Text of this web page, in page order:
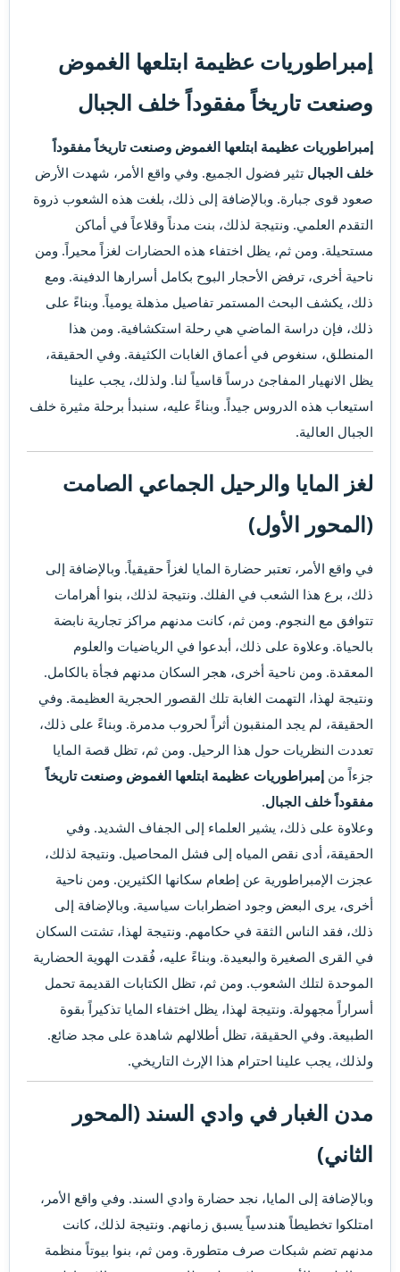
إمبراطوريات عظيمة ابتلعها الغموض
وصنعت تاريخاً مفقوداً خلف الجبال
إمبراطوريات عظيمة ابتلعها الغموض وصنعت تاريخاً مفقوداً
خلف الجبال تثير فضول الجميع. وفي واقع الأمر، شهدت الأرض
صعود قوى جبارة. وبالإضافة إلى ذلك، بلغت هذه الشعوب ذروة
التقدم العلمي. ونتيجة لذلك، بنت مدناً وقلاعاً في أماكن
مستحيلة. ومن ثم، يظل اختفاء هذه الحضارات لغزاً محيراً. ومن
ناحية أخرى، ترفض الأحجار البوح بكامل أسرارها الدفينة. ومع
ذلك، يكشف البحث المستمر تفاصيل مذهلة يومياً. وبناءً على
ذلك، فإن دراسة الماضي هي رحلة استكشافية. ومن هذا
المنطلق، سنغوص في أعماق الغابات الكثيفة. وفي الحقيقة،
يظل الانهيار المفاجئ درساً قاسياً لنا. ولذلك، يجب علينا
استيعاب هذه الدروس جيداً. وبناءً عليه، سنبدأ برحلة مثيرة خلف
الجبال العالية.
لغز المايا والرحيل الجماعي الصامت
(المحور الأول)
في واقع الأمر، تعتبر حضارة المايا لغزاً حقيقياً. وبالإضافة إلى
ذلك، برع هذا الشعب في الفلك. ونتيجة لذلك، بنوا أهرامات
تتوافق مع النجوم. ومن ثم، كانت مدنهم مراكز تجارية نابضة
بالحياة. وعلاوة على ذلك، أبدعوا في الرياضيات والعلوم
المعقدة. ومن ناحية أخرى، هجر السكان مدنهم فجأة بالكامل.
ونتيجة لهذا، التهمت الغابة تلك القصور الحجرية العظيمة. وفي
الحقيقة، لم يجد المنقبون أثراً لحروب مدمرة. وبناءً على ذلك،
تعددت النظريات حول هذا الرحيل. ومن ثم، تظل قصة المايا
جزءاً من إمبراطوريات عظيمة ابتلعها الغموض وصنعت تاريخاً
مفقوداً خلف الجبال.
وعلاوة على ذلك، يشير العلماء إلى الجفاف الشديد. وفي
الحقيقة، أدى نقص المياه إلى فشل المحاصيل. ونتيجة لذلك،
عجزت الإمبراطورية عن إطعام سكانها الكثيرين. ومن ناحية
أخرى، يرى البعض وجود اضطرابات سياسية. وبالإضافة إلى
ذلك، فقد الناس الثقة في حكامهم. ونتيجة لهذا، تشتت السكان
في القرى الصغيرة والبعيدة. وبناءً عليه، فُقدت الهوية الحضارية
الموحدة لتلك الشعوب. ومن ثم، تظل الكتابات القديمة تحمل
أسراراً مجهولة. ونتيجة لهذا، يظل اختفاء المايا تذكيراً بقوة
الطبيعة. وفي الحقيقة، تظل أطلالهم شاهدة على مجد ضائع.
ولذلك، يجب علينا احترام هذا الإرث التاريخي.
مدن الغبار في وادي السند (المحور
الثاني)
وبالإضافة إلى المايا، نجد حضارة وادي السند. وفي واقع الأمر،
امتلكوا تخطيطاً هندسياً يسبق زمانهم. ونتيجة لذلك، كانت
مدنهم تضم شبكات صرف متطورة. ومن ثم، بنوا بيوتاً منظمة